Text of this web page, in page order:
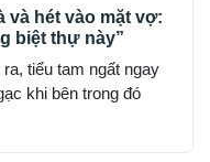
hét vào mặt vợ:
biệt thự này”
tiểu tam ngất ngay
khi bên trong đó